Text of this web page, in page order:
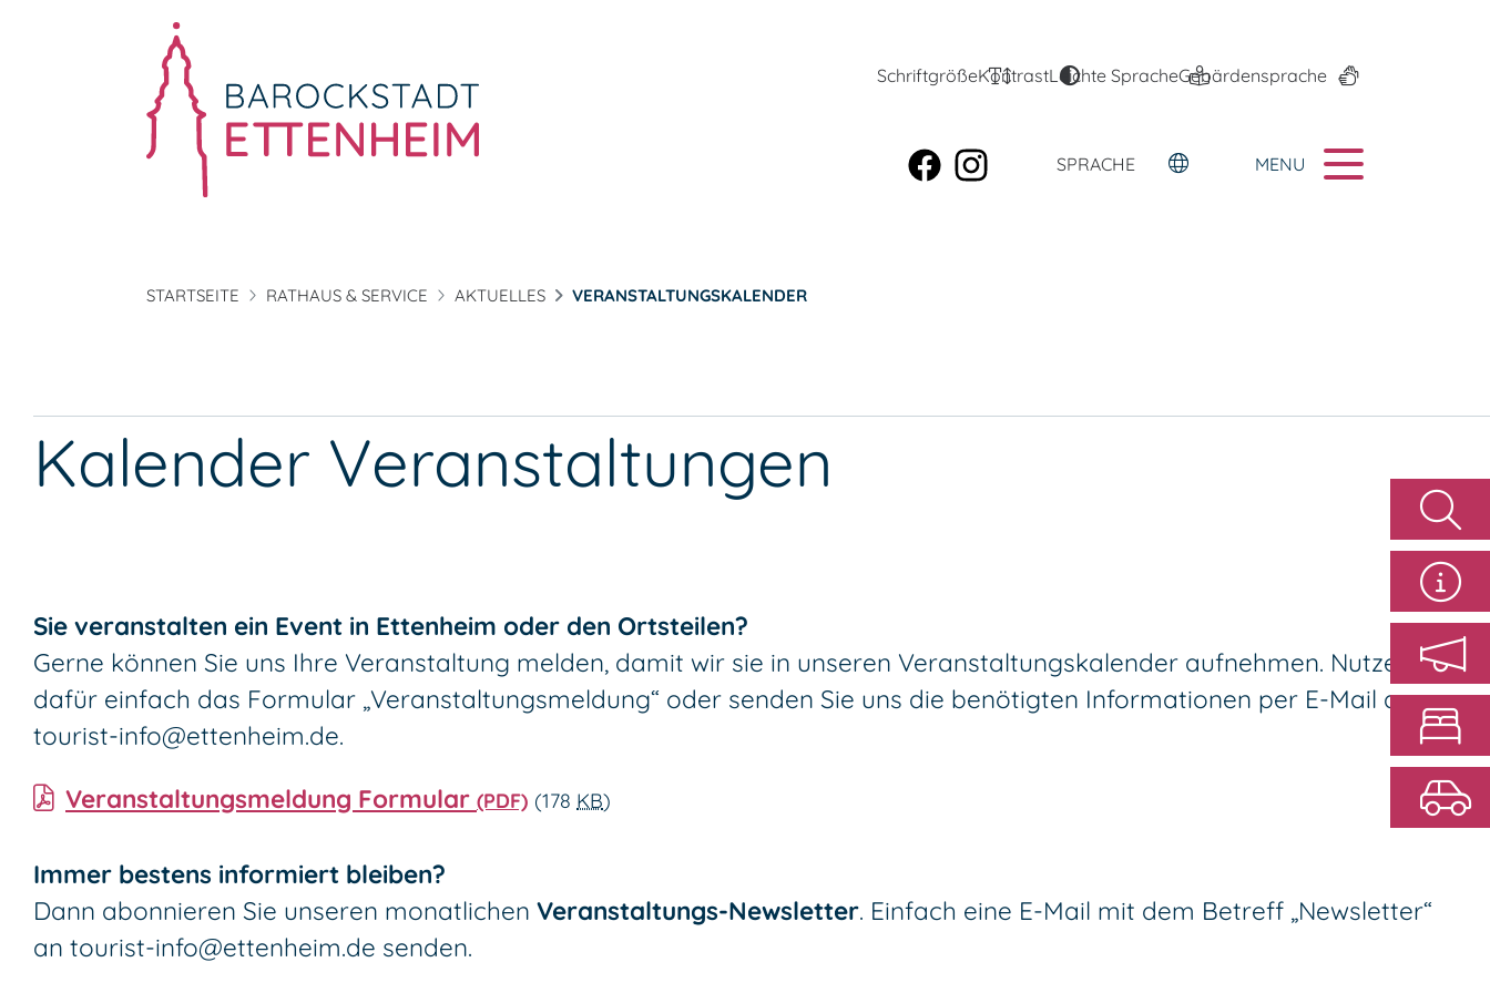
SchriftgrößeKontrastLeichte SpracheGebärdensprache
SPRACHE MENU
STARTSEITE RATHAUS & SERVICE AKTUELLES VERANSTALTUNGSKALENDER
Kalender Veranstaltungen
Sie veranstalten ein Event in Ettenheim oder den Ortsteilen?
Gerne können Sie uns Ihre Veranstaltung melden, damit wir sie in unseren Veranstaltungskalender aufnehmen. Nutzen Sie
dafür einfach das Formular „Veranstaltungsmeldung“ oder senden Sie uns die benötigten Informationen per E-Mail an
tourist-info@ettenheim.de.
Veranstaltungsmeldung Formular (PDF) (178 KB)
Immer bestens informiert bleiben?
Dann abonnieren Sie unseren monatlichen Veranstaltungs-Newsletter. Einfach eine E-Mail mit dem Betreff „Newsletter“
an tourist-info@ettenheim.de senden.